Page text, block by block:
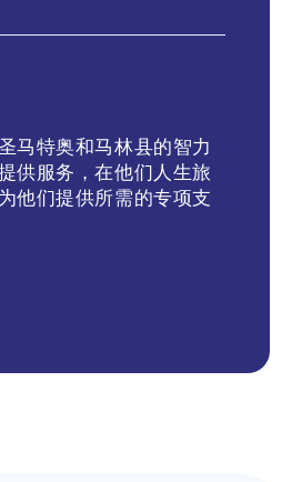
马特奥和马林县的智力
供服务，在他们人生旅
他们提供所需的专项支